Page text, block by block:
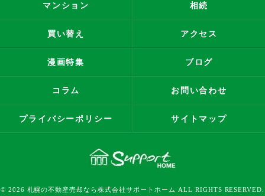
マンション 相続
買い替え アクセス
漫画特集 ブログ
コラム お問い合わせ
プライバシーポリシー サイトマップ
© 2026 札幌の不動産売却なら株式会社サポートホーム ALL RIGHTS RESERVED.